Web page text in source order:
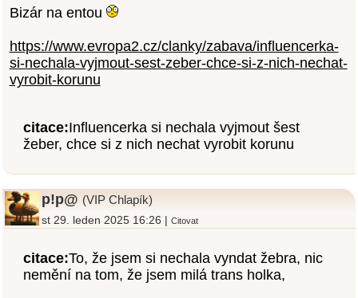
Bizár na entou
https://www.evropa2.cz/clanky/zabava/influencerka-
si-nechala-vyjmout-sest-zeber-chce-si-z-nich-nechat-
vyrobit-korunu
citace:Influencerka si nechala vyjmout šest
žeber, chce si z nich nechat vyrobit korunu
p!p@ (VIP Chlapík)
st 29. leden 2025 16:26 |Citovat
citace:To, že jsem si nechala vyndat žebra, nic
nemění na tom, že jsem milá trans holka,